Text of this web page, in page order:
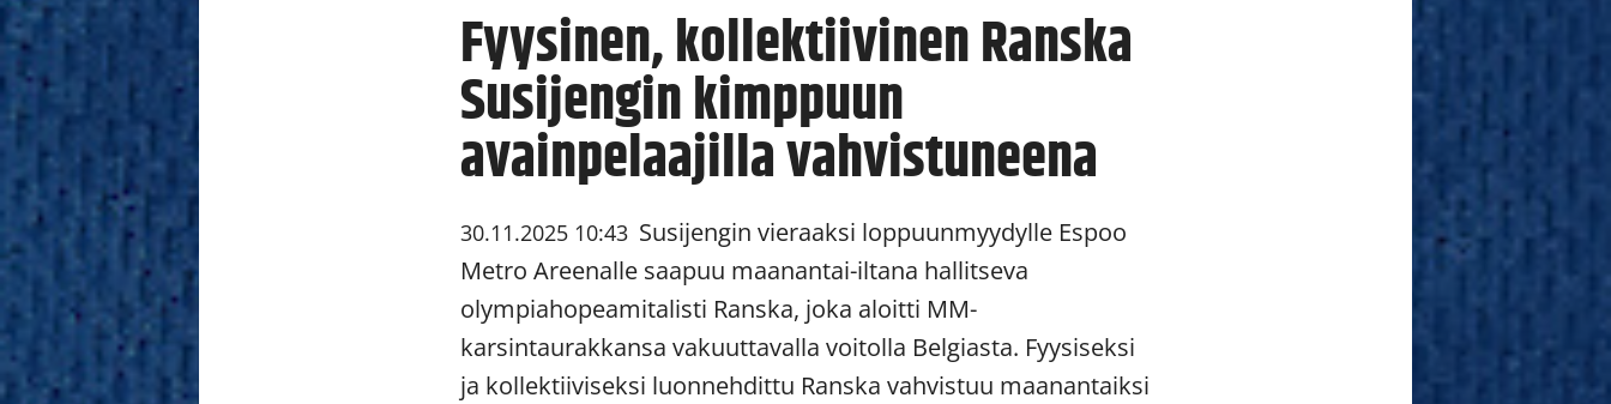
Fyysinen, kollektiivinen Ranska
Susijengin kimppuun
avainpelaajilla vahvistuneena
30.11.2025 10:43 Susijengin vieraaksi loppuunmyydylle Espoo
Metro Areenalle saapuu maanantai-iltana hallitseva
olympiahopeamitalisti Ranska, joka aloitti MM-
karsintaurakkansa vakuuttavalla voitolla Belgiasta. Fyysiseksi
ja kollektiiviseksi luonnehdittu Ranska vahvistuu maanantaiksi